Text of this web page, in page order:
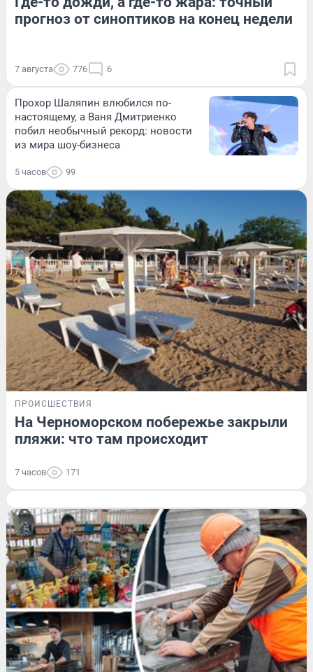
прогноз от синоптиков на конец недели
7 августа 776 6
Прохор Шаляпин влюбился по-
настоящему, а Ваня Дмитриенко
побил необычный рекорд: новости
из мира шоу-бизнеса
5 часов 99
ПРОИСШЕСТВИЯ
На Черноморском побережье закрыли
пляжи: что там происходит
7 часов 171